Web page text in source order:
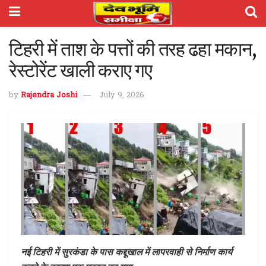
टिहरी में ताश के पत्तों की तरह ढहा मकान,
रेस्टोरेंट खाली कराए गए
by Rajendra Joshi July 9, 2026
नई टिहरी में सुरकंडा के पास कद्दूखाल में लापरवाही से निर्माण कार्य